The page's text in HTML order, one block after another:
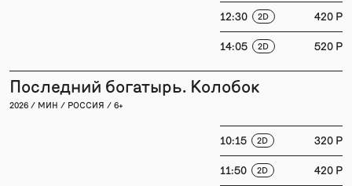
12:30 2D 420 P
14:05 2D 520 P
Последний богатырь. Колобок
2026 / МИН / РОССИЯ / 6+
10:15 2D 320 P
11:50 2D 420 P